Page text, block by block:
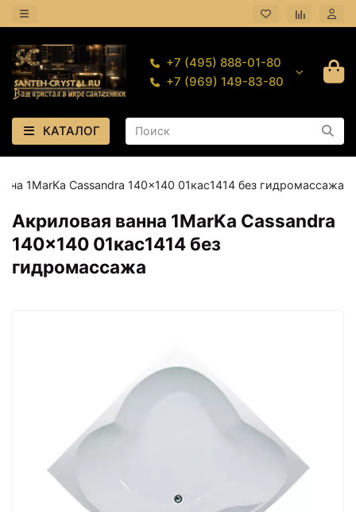
+7 (495) 888-01-80
+7 (969) 149-83-80
КАТАЛОГ
1MarKa Cassandra 140x140 01кас1414 без гидромассажа
Акриловая ванна 1MarKa Cassandra
140x140 01кас1414 без
гидромассажа